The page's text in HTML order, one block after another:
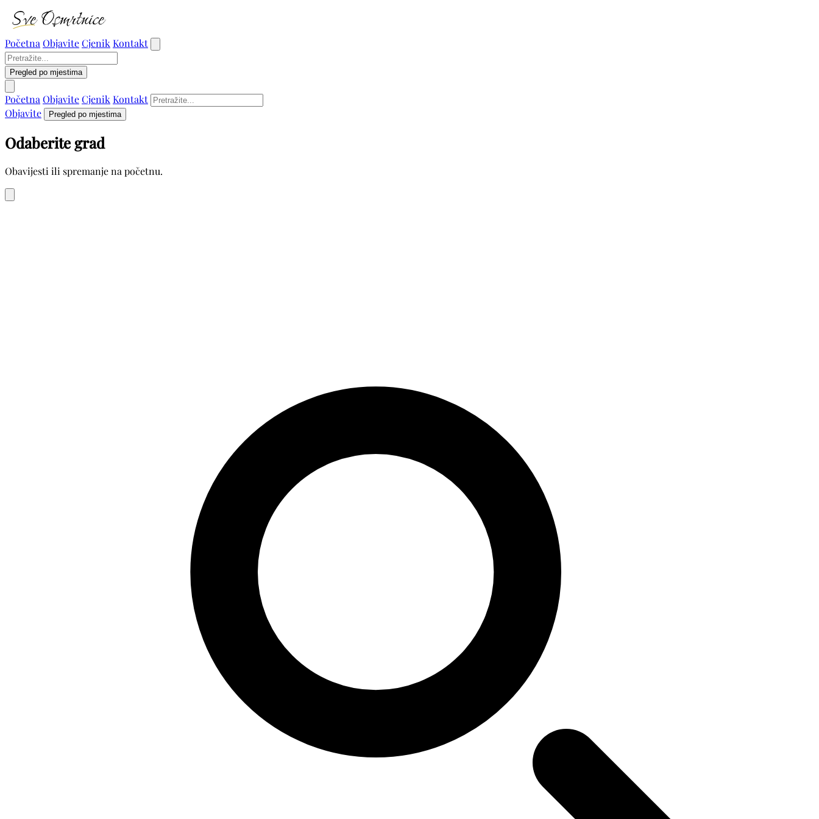
Početna ObjaviteCjenik Kontakt
Pregled po mjestima
Početna ObjaviteCjenik Kontakt
Objavite
Pregled po mjestima
Odaberite grad
Obavijesti ili spremanje na početnu.